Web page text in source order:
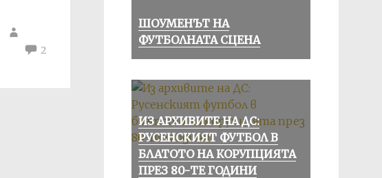
2
ШОУМЕНЪТ НА
ФУТБОЛНАТА СЦЕНА
ИЗ АРХИВИТЕ НА ДС:
РУСЕНСКИЯТ ФУТБОЛ В
БЛАТОТО НА КОРУПЦИЯТА
ПРЕЗ 80-ТЕ ГОДИНИ